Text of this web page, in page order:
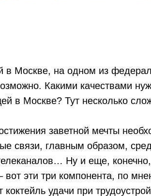
в Москве, на одном из
Какими качествами
в Москве? Тут несколько
заветной мечты
связи, главным образом,
Ну и еще, конечно,
вот эти три компонента, по
удачи при